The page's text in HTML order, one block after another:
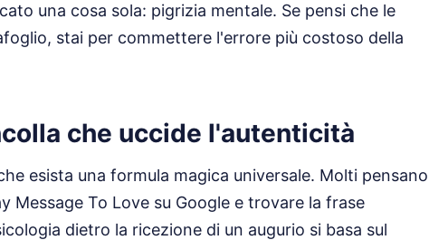
una cosa sola: pigrizia mentale. Se pensi che le
stai per commettere l'errore più costoso della
che uccide l'autenticità
esista una formula magica universale. Molti pensano
Message To Love su Google e trovare la frase
dietro la ricezione di un augurio si basa sul